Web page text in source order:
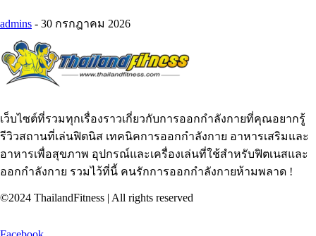
admins - 30 กรกฎาคม 2026
เว็บไซต์ที่รวมทุกเรื่องราวเกี่ยวกับการออกกำลังกายที่คุณอยากรู้
รีวิวสถานที่เล่นฟิตนิส เทคนิคการออกกำลังกาย อาหารเสริมและ
อาหารเพื่อสุขภาพ อุปกรณ์และเครื่องเล่นที่ใช้สำหรับฟิตเนสและ
ออกกำลังกาย รวมไว้ที่นี้ คนรักการออกกำลังกายห้ามพลาด !
©2024 ThailandFitness | All rights reserved